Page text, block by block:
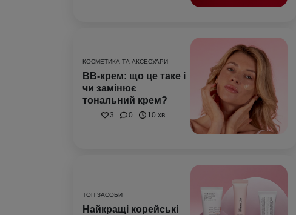
КОСМЕТИКА ТА АКСЕСУАРИ
BB-крем: що це таке і
чи замінює
тональний крем?
3 0 10 хв
ТОП ЗАСОБИ
Найкращі корейські